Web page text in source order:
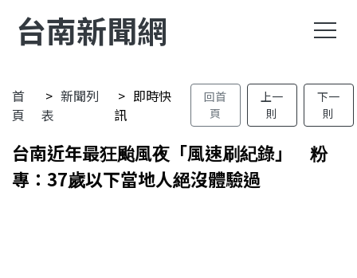
台南新聞網
首
頁
新聞列
表
即時快
訊
回首
頁
上一
則
下一
則
台南近年最狂颱風夜「風速刷紀錄」 粉
專：37歲以下當地人絕沒體驗過